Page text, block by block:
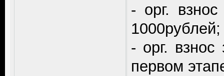
- орг.
1000рублей;
- орг.
первом